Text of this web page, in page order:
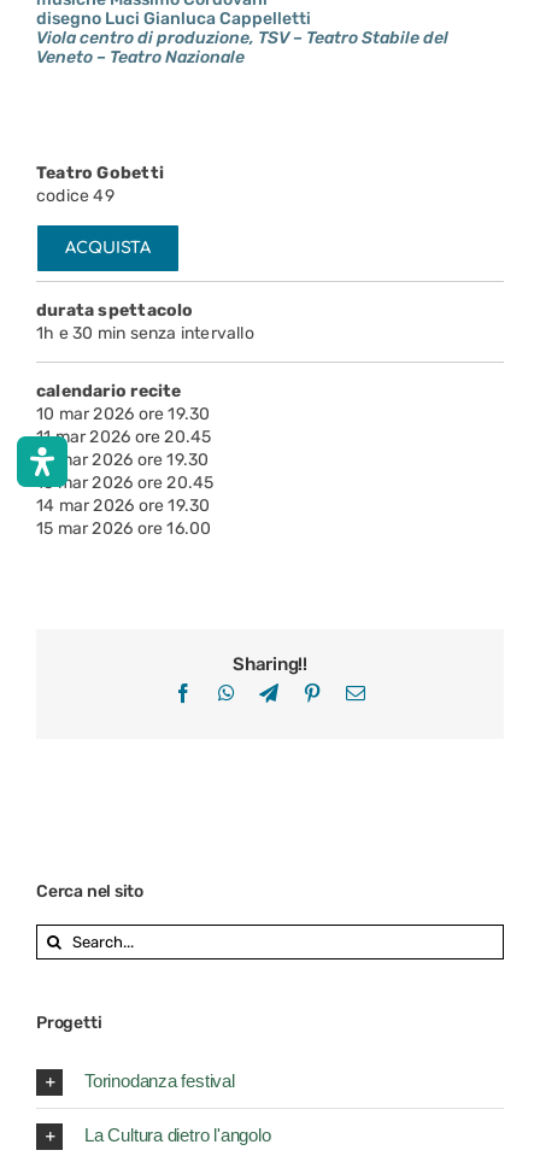
disegno Luci Gianluca Cappelletti
Viola centro di produzione, TSV – Teatro Stabile del
Veneto – Teatro Nazionale
Teatro Gobetti
codice 49
ACQUISTA
durata spettacolo
1h e 30 min senza intervallo
calendario recite
10 mar 2026 ore 19.30
11 mar 2026 ore 20.45
12 mar 2026 ore 19.30
13 mar 2026 ore 20.45
14 mar 2026 ore 19.30
15 mar 2026 ore 16.00
Sharing!!
FacebookWhatsApp
TelegramPinterestEmail
Cerca nel sito
Search
for:
Progetti
Torinodanza festival
La Cultura dietro l'angolo